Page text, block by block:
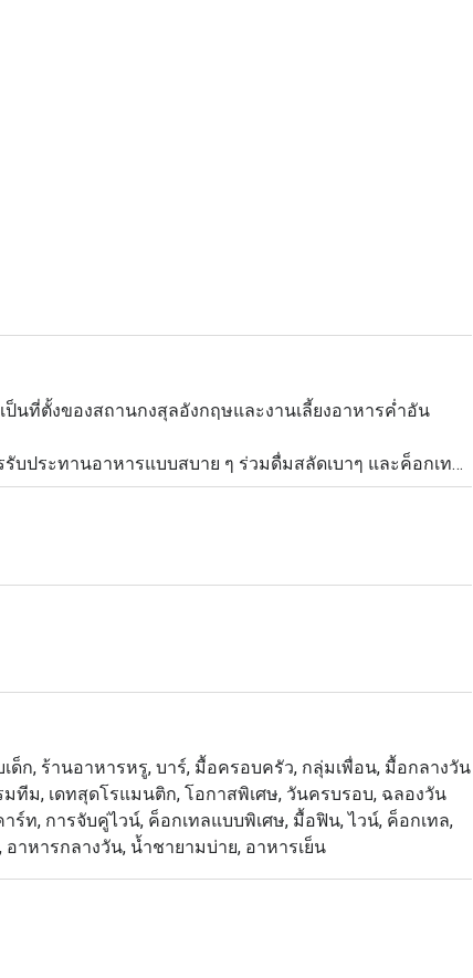
ป็นที่ตั้งของสถานกงสุลอังกฤษและงานเลี้ยงอาหารค่ำอัน
บประทานอาหารแบบสบาย ๆ ร่วมดื่มสลัดเบาๆ และค็อกเทล
นเฉลียง เครื่องดื่มเรียกน้ำย่อยในบริทบาร์อันร้อนระอุ และ
สเต็กเฮาส์ร่วมสมัยของเรา การบริการในปี 1921.
ด็ก, ร้านอาหารหรู, บาร์, มื้อครอบครัว, กลุ่มเพื่อน, มื้อกลางวัน
ทีม, เดทสุดโรแมนติก, โอกาสพิเศษ, วันครบรอบ, ฉลองวัน
ร์ท, การจับคู่ไวน์, ค็อกเทลแบบพิเศษ, มื้อฟิน, ไวน์, ค็อกเทล,
อาหารกลางวัน, น้ำชายามบ่าย, อาหารเย็น